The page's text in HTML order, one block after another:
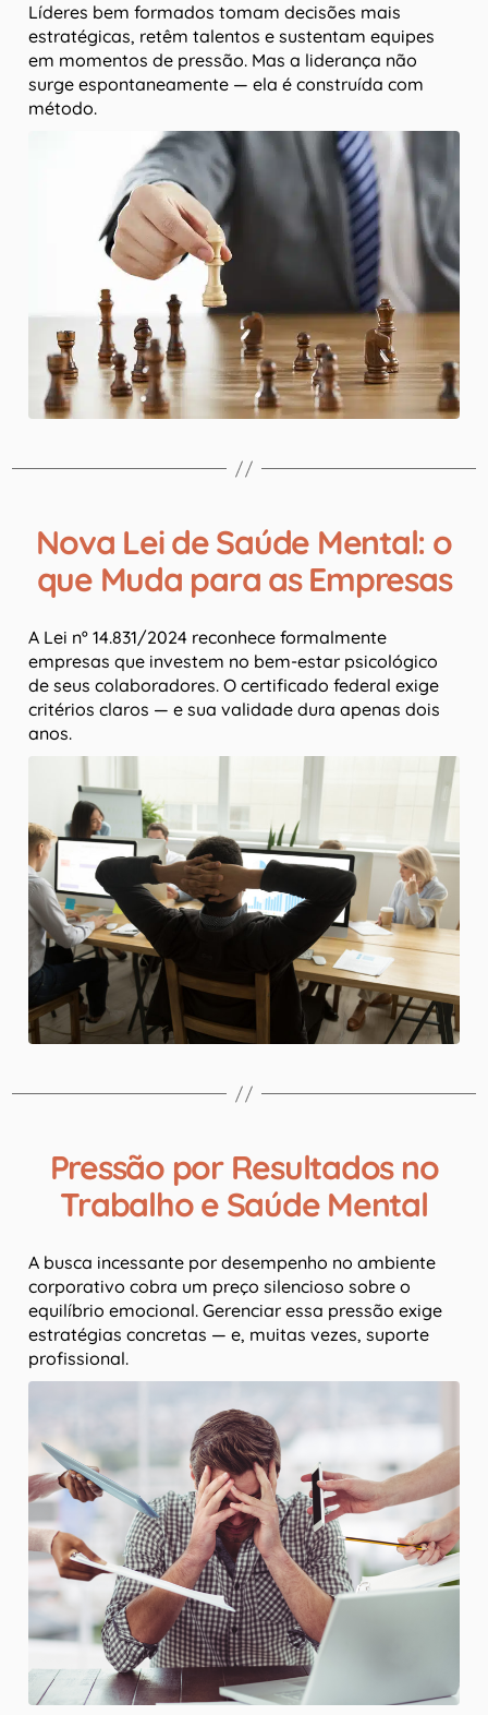
Líderes bem formados tomam decisões mais
estratégicas, retêm talentos e sustentam equipes
em momentos de pressão. Mas a liderança não
surge espontaneamente — ela é construída com
método.
Nova Lei de Saúde Mental: o
que Muda para as Empresas
A Lei nº 14.831/2024 reconhece formalmente
empresas que investem no bem-estar psicológico
de seus colaboradores. O certificado federal exige
critérios claros — e sua validade dura apenas dois
anos.
Pressão por Resultados no
Trabalho e Saúde Mental
A busca incessante por desempenho no ambiente
corporativo cobra um preço silencioso sobre o
equilíbrio emocional. Gerenciar essa pressão exige
estratégias concretas — e, muitas vezes, suporte
profissional.